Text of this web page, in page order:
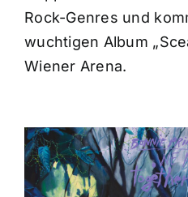
Rock-Genres und
wuchtigen Album
Wiener Arena.